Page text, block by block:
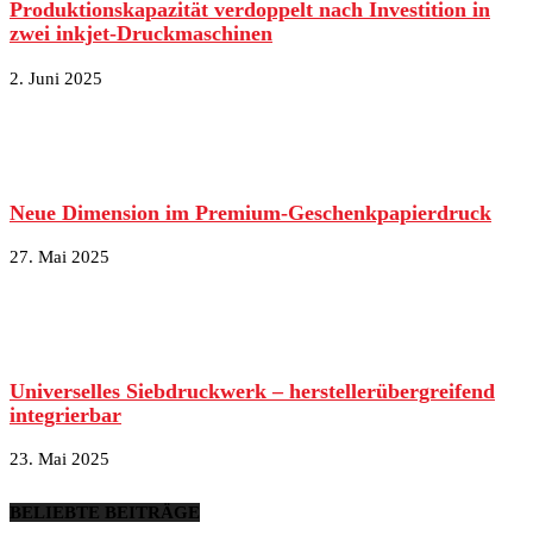
Produktionskapazität verdoppelt nach Investition in
zwei inkjet-Druckmaschinen
2. Juni 2025
Neue Dimension im Premium-Geschenkpapierdruck
27. Mai 2025
Universelles Siebdruckwerk – herstellerübergreifend
integrierbar
23. Mai 2025
BELIEBTE BEITRÄGE